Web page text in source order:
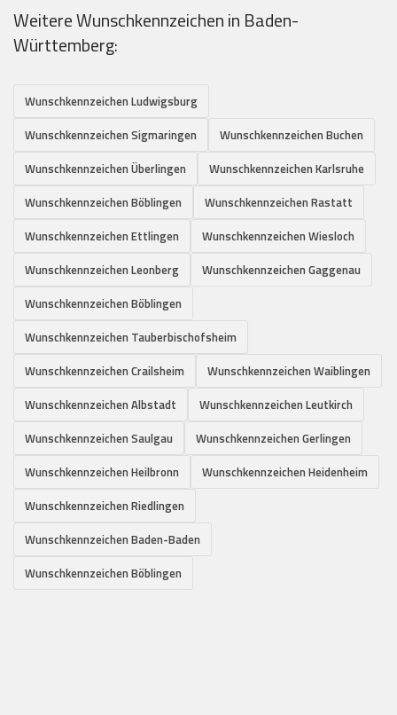
Weitere Wunschkennzeichen in Baden-
Württemberg:
Wunschkennzeichen Ludwigsburg
Wunschkennzeichen Sigmaringen
Wunschkennzeichen Buchen
Wunschkennzeichen Überlingen
Wunschkennzeichen Karlsruhe
Wunschkennzeichen Böblingen
Wunschkennzeichen Rastatt
Wunschkennzeichen Ettlingen
Wunschkennzeichen Wiesloch
Wunschkennzeichen Leonberg
Wunschkennzeichen Gaggenau
Wunschkennzeichen Böblingen
Wunschkennzeichen Tauberbischofsheim
Wunschkennzeichen Crailsheim
Wunschkennzeichen Waiblingen
Wunschkennzeichen Albstadt
Wunschkennzeichen Leutkirch
Wunschkennzeichen Saulgau
Wunschkennzeichen Gerlingen
Wunschkennzeichen Heilbronn
Wunschkennzeichen Heidenheim
Wunschkennzeichen Riedlingen
Wunschkennzeichen Baden-Baden
Wunschkennzeichen Böblingen